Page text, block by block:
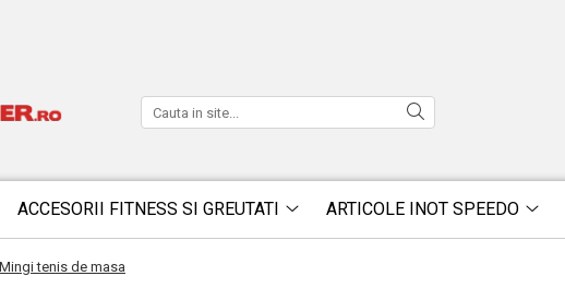
ACCESORII FITNESS SI GREUTATI ARTICOLE INOT SPEEDO
Mingi tenis de masa